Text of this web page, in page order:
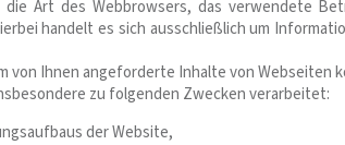
Art des Webbrowsers, das verwendete
handelt es sich ausschließlich um
von Ihnen angeforderte Inhalte von Webseiten
zu folgenden Zwecken verarbeitet:
der Website,